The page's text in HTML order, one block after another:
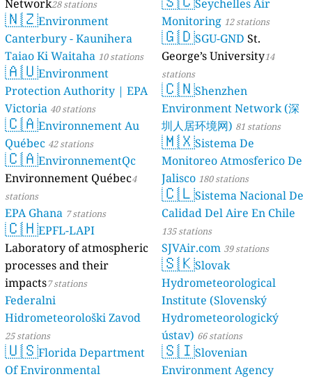
Network28 stations
🇳🇿Environment
Canterbury - Kaunihera
Taiao Ki Waitaha 10 stations
🇦🇺Environment
Protection Authority | EPA
Victoria 40 stations
🇨🇦Environnement Au
Québec 42 stations
🇨🇦EnvironnementQc
Environnement Québec4
stations
EPA Ghana 7 stations
🇨🇭EPFL-LAPI
Laboratory of atmospheric
processes and their
impacts7 stations
Federalni
Hidrometeorološki Zavod
25 stations
🇺🇸Florida Department
Of Environmental
stationsSeychelles Air
Monitoring 12 stations
🇬🇩SGU-GND St.
George’s University14
stations
🇨🇳Shenzhen
Environment Network (深
圳人居环境网) 81 stations
🇲🇽Sistema De
Monitoreo Atmosferico De
Jalisco 180 stations
🇨🇱Sistema Nacional De
Calidad Del Aire En Chile
135 stations
SJVAir.com 39 stations
🇸🇰Slovak
Hydrometeorological
Institute (Slovenský
Hydrometeorologický
ústav) 66 stations
🇸🇮Slovenian
Environment Agency